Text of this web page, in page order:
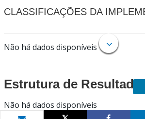
CLASSIFICAÇÕES DA
Não há dados disponíveis
Estrutura de
Não há dados disponíveis